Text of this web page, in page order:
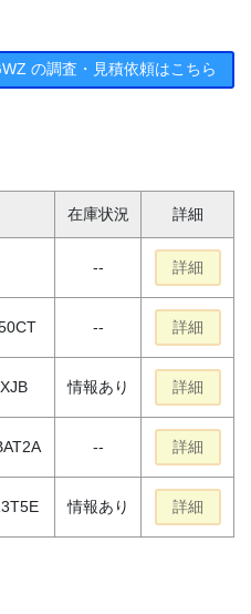
の調査・見積依頼はこちら
在庫状況 詳細
-- 詳細
-- 詳細
情報あり 詳細
-- 詳細
情報あり 詳細